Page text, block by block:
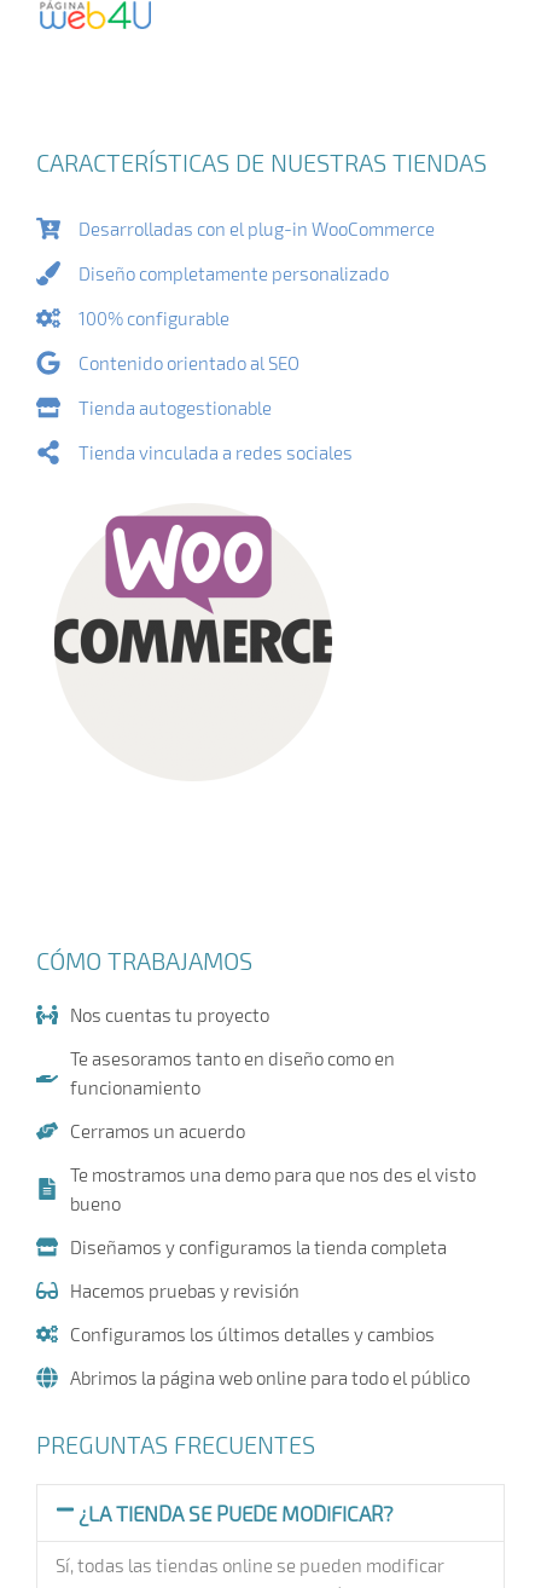
CARACTERÍSTICAS DE NUESTRAS TIENDAS
Desarrolladas con el plug-in WooCommerce
Diseño completamente personalizado
100% configurable
Contenido orientado al SEO
Tienda autogestionable
Tienda vinculada a redes sociales
CÓMO TRABAJAMOS
Nos cuentas tu proyecto
Te asesoramos tanto en diseño como en
funcionamiento
Cerramos un acuerdo
Te mostramos una demo para que nos des el visto
bueno
Diseñamos y configuramos la tienda completa
Hacemos pruebas y revisión
Configuramos los últimos detalles y cambios
Abrimos la página web online para todo el público
PREGUNTAS FRECUENTES
¿LA TIENDA SE PUEDE MODIFICAR?
Sí, todas las tiendas online se pueden modificar